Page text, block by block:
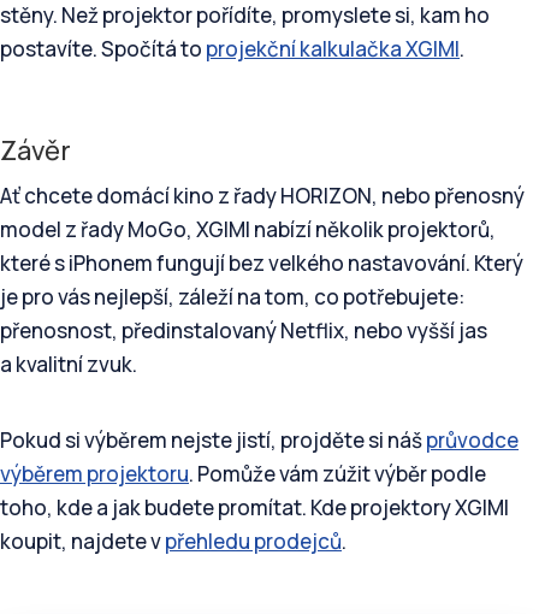
stěny. Než projektor pořídíte, promyslete si, kam ho
postavíte. Spočítá to projekční kalkulačka XGIMI.
Závěr
Ať chcete domácí kino z řady HORIZON, nebo přenosný
model z řady MoGo, XGIMI nabízí několik projektorů,
které s iPhonem fungují bez velkého nastavování. Který
je pro vás nejlepší, záleží na tom, co potřebujete:
přenosnost, předinstalovaný Netflix, nebo vyšší jas
a kvalitní zvuk.
Pokud si výběrem nejste jistí, projděte si nášprůvodce
výběrem projektoru. Pomůže vám zúžit výběr podle
toho, kde a jak budete promítat. Kde projektory XGIMI
koupit, najdete vpřehledu prodejců.